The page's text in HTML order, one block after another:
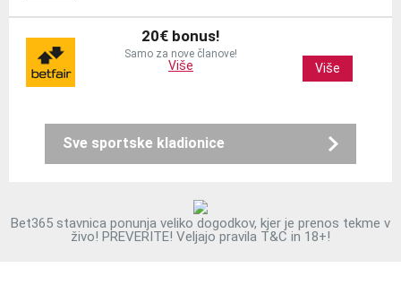
20€ bonus!
Samo za nove članove!
Više Više
Sve sportske kladionice
Bet365 stavnica ponunja veliko dogodkov, kjer je prenos tekme v
živo! PREVERITE! Veljajo pravila T&C in 18+!